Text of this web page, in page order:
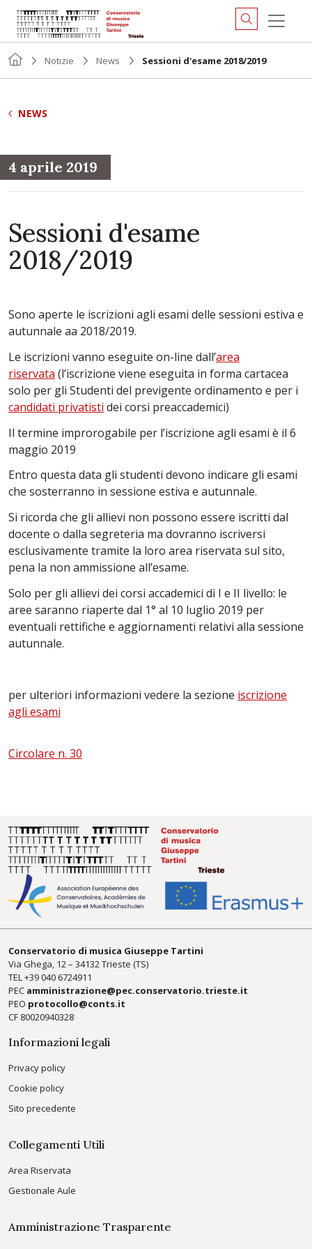
Notizie News Sessioni d'esame 2018/2019
NEWS
4 aprile 2019
Sessioni d'esame
2018/2019
Sono aperte le iscrizioni agli esami delle sessioni estiva e
autunnale aa 2018/2019.
Le iscrizioni vanno eseguite on-line dall’area
riservata (l’iscrizione viene eseguita in forma cartacea
solo per gli Studenti del previgente ordinamento e per i
candidati privatisti dei corsi preaccademici)
Il termine improrogabile per l’iscrizione agli esami è il 6
maggio 2019
Entro questa data gli studenti devono indicare gli esami
che sosterranno in sessione estiva e autunnale.
Si ricorda che gli allievi non possono essere iscritti dal
docente o dalla segreteria ma dovranno iscriversi
esclusivamente tramite la loro area riservata sul sito,
pena la non ammissione all’esame.
Solo per gli allievi dei corsi accademici di I e II livello: le
aree saranno riaperte dal 1° al 10 luglio 2019 per
eventuali rettifiche e aggiornamenti relativi alla sessione
autunnale.
per ulteriori informazioni vedere la sezione iscrizione
agli esami
Circolare n. 30
Conservatorio di musica Giuseppe Tartini
Via Ghega, 12 – 34132 Trieste (TS)
TEL +39040 6724911
PEC amministrazione@pec.conservatorio.trieste.it
PEO protocollo@conts.it
CF 80020940328
Informazioni legali
Privacy policy
Cookie policy
Sito precedente
Collegamenti Utili
Area Riservata
Gestionale Aule
Amministrazione Trasparente